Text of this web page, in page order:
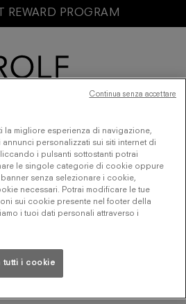
REWARD PROGRAM
la migliore esperienza di navigazione,
personalizzati sui siti internet di
i pulsanti sottostanti potrai
le singole categorie di cookie oppure
senza selezionare i cookie,
necessari. Potrai modificare le tue
sui cookie presente nel footer della
i tuoi dati personali attraverso i
tutti i cookie
Continua senza accettare